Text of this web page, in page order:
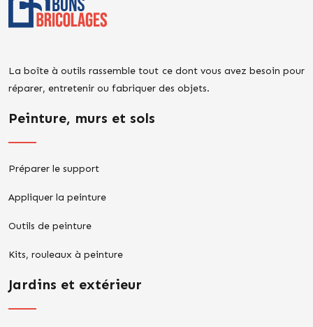
La boîte à outils rassemble tout ce dont vous avez besoin pour
réparer, entretenir ou fabriquer des objets.
Peinture, murs et sols
Préparer le support
Appliquer la peinture
Outils de peinture
Kits, rouleaux à peinture
Jardins et extérieur